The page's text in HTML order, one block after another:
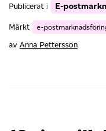
dos
&
dont’s
Publicerat i E-
Märkt e-
av Anna Pettersson